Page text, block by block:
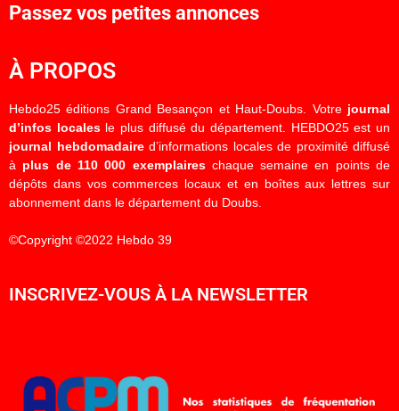
Passez vos petites annonces
À PROPOS
Hebdo25 éditions Grand Besançon et Haut-Doubs. Votre journal
d’infos localesle plus diffusé du département. HEBDO25 est un
journal hebdomadaired’informations locales de proximité diffusé
à plus de 110 000 exemplaireschaque semaine en points de
dépôts dans vos commerces locaux et en boîtes aux lettres sur
abonnement dans le département du Doubs.
©Copyright ©2022 Hebdo 39
INSCRIVEZ-VOUS À LA NEWSLETTER